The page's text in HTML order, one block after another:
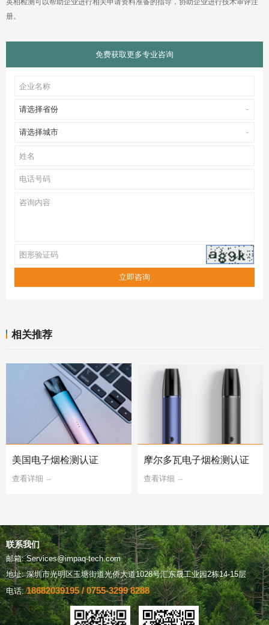
册。
免费获取更多专业咨询
请选择省份
请选择城市
相关推荐
美国电子烟检测认证
查看详细
摩尔多瓦电子烟检测认证
查看详细
联系我们
邮箱: Services@impaq-tech.com
地址: 深圳市光明区玉塘街道光侨大道1028号汇东晟工业园2栋14-15层
电话:18682039195 / 0755-3299 8288